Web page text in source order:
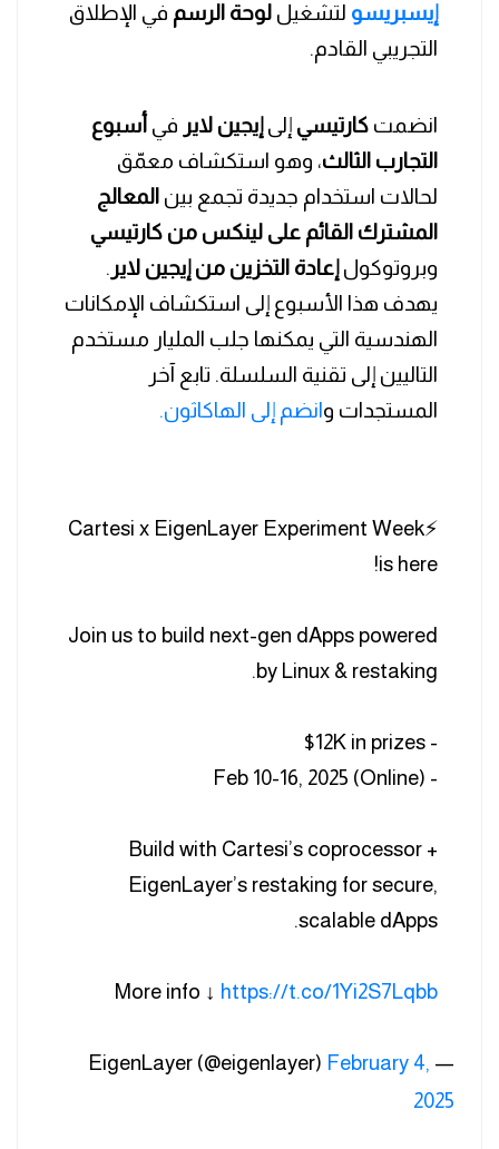
إيسبريسو لتشغيل لوحة الرسم في الإطلاق
التجريبي القادم.
انضمت كارتيسي إلى إيجين لاير في أسبوع
التجارب الثالث، وهو استكشاف معمّق
لحالات استخدام جديدة تجمع بين المعالج
المشترك القائم على لينكس من كارتيسي
وبروتوكول إعادة التخزين من إيجين لاير .
يهدف هذا الأسبوع إلى استكشاف الإمكانات
الهندسية التي يمكنها جلب المليار مستخدم
التاليين إلى تقنية السلسلة. تابع آخر
المستجدات و انضم إلى الهاكاثون.
⚡️Cartesi x EigenLayer Experiment Week
is here!
Join us to build next-gen dApps powered
by Linux & restaking.
- $12K in prizes
- Feb 10-16, 2025 (Online)
Build with Cartesi’s coprocessor +
EigenLayer’s restaking for secure,
scalable dApps.
More info ↓ https://t.co/1Yi2S7Lqbb
— EigenLayer (@eigenlayer)
February 4,
2025